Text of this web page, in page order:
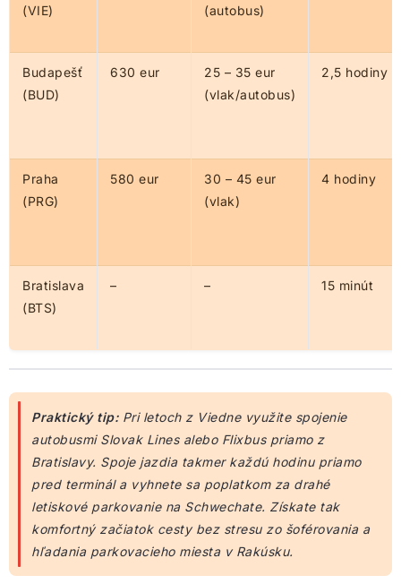
(VIE)
(autobus)
Budapešť
(BUD)
630 eur
25 – 35 eur
(vlak/autobus)
2,5 hodiny
Praha
(PRG)
580 eur
30 – 45 eur
(vlak)
4 hodiny
Bratislava
(BTS)
– – 15 minút
Praktický tip:Pri letoch z Viedne využite spojenie
autobusmi Slovak Lines alebo Flixbus priamo z
Bratislavy. Spoje jazdia takmer každú hodinu priamo
pred terminál a vyhnete sa poplatkom za drahé
letiskové parkovanie na Schwechate. Získate tak
komfortný začiatok cesty bez stresu zo šoférovania a
hľadania parkovacieho miesta v Rakúsku.